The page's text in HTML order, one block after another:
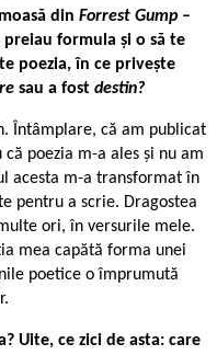
din Forrest Gump –
formula și o să te
poezia, în ce privește
sau a fost destin?
Întâmplare, că am publicat
poezia m-a ales și nu am
acesta m-a transformat în
pentru a scrie. Dragostea
ori, în versurile mele.
mea capătă forma unei
poetice o împrumută
Uite, ce zici de asta: care